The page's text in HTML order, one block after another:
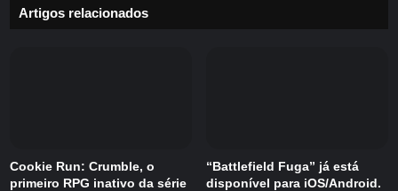
exclusiva de Pokémon Sleep. Informações
Artigos relacionados
Cookie Run: Crumble, o
primeiro RPG inativo da série
“Battlefield Fuga” já está
disponível para iOS/Android.